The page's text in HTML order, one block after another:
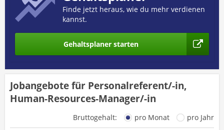
Finde jetzt heraus, wie du mehr verdienen
kannst.
Gehaltsplaner starten
Jobangebote für Personalreferent/-in,
Human-Resources-Manager/-in
Bruttogehalt: pro Monat
pro Jahr